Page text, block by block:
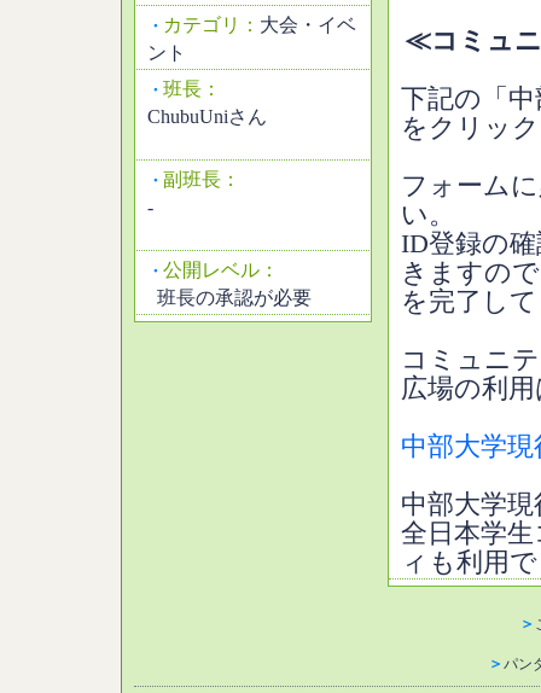
・ カテゴリ： 大会・イベ
ント
・ 班長：
ChubuUniさん
・ 副班長：
-
・ 公開レベル：
班長の承認が必要
≪コミュ
下記の「
をクリッ
フォーム
い。
ID登録の
きますの
を完了し
コミュニ
広場の利
中部大学
中部大学
全日本学
ィも利用
＞
＞ パン